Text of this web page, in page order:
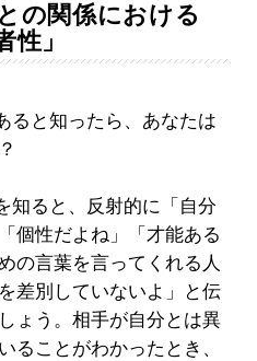
の関係における
性」
と知ったら、あなたは
？
ると、反射的に「自分
個性だよね」「才能ある
の言葉を言ってくれる人
差別していないよ」と伝
ょう。相手が自分とは異
ることがわかったとき、